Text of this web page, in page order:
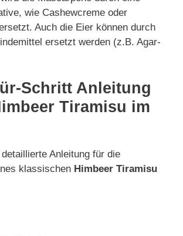
wie Cashewcreme oder
Auch die Eier können durch
ersetzt werden (z.B. Agar-
Schritt Anleitung
Tiramisu im
Anleitung für die
klassischen Himbeer Tiramisu